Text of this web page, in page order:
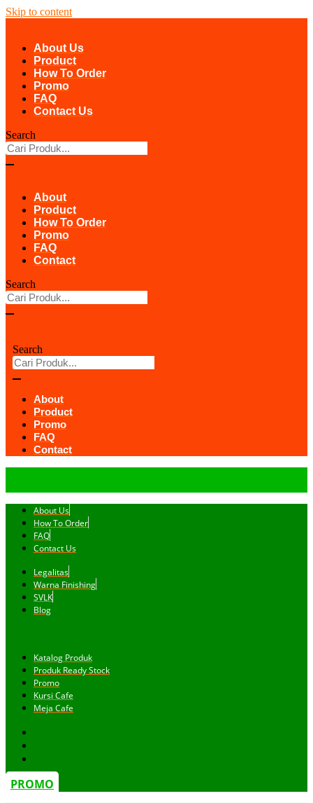
Skip to content
About Us
Product
How To Order
Promo
FAQ
Contact Us
Search
About
Product
How To Order
Promo
FAQ
Contact
Search
Search
About
Product
Promo
FAQ
Contact
About Us
How To Order
FAQ
Contact Us
Legalitas
Warna Finishing
SVLK
Blog
Katalog Produk
Produk Ready Stock
Promo
Kursi Cafe
Meja Cafe
PROMO